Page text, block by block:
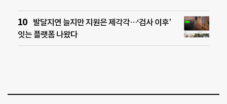
발달지연 늘지만 지원은 제각각…‘검사 이후’
잇는 플랫폼 나왔다